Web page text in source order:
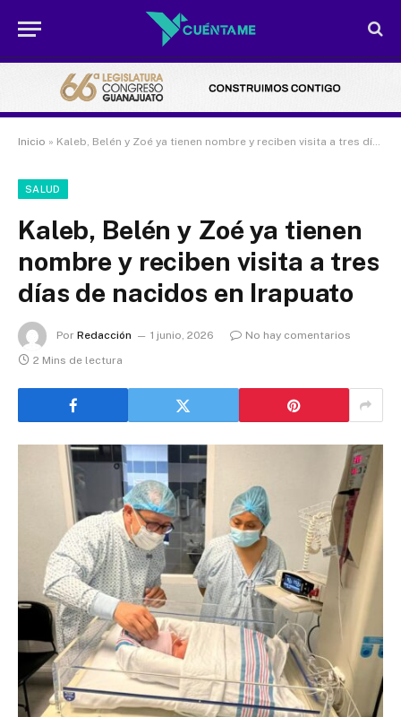
Inicio » Kaleb, Belén y Zoé ya tienen nombre y reciben visita a tres días de nacidos en Irapuato
SALUD
Kaleb, Belén y Zoé ya tienen
nombre y reciben visita a tres
días de nacidos en Irapuato
Por Redacción 1 junio, 2026
No hay comentarios
2 Mins de lectura